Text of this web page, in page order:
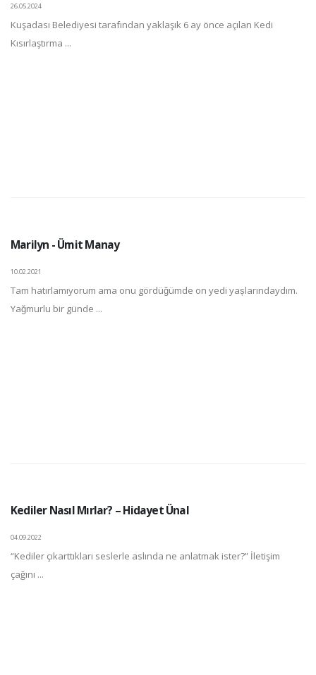
26.05.2024
Kuşadası Belediyesi tarafından yaklaşık 6 ay önce açılan Kedi
Kısırlaştırma ...
Marilyn - Ümit Manay
10.02.2021
Tam hatırlamıyorum ama onu gördüğümde on yedi yașlarındaydım.
Yağmurlu bir günde ...
Kediler Nasıl Mırlar? – Hidayet Ünal
04.09.2022
“Kediler çıkarttıkları seslerle aslında ne anlatmak ister?” İletişim
çağını ...